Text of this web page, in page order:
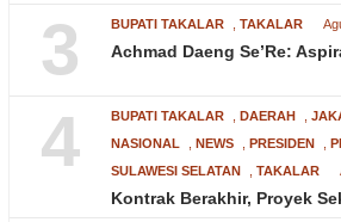
3 BUPATI TAKALAR TAKALAR
Achmad Daeng Se’Re:
4 BUPATI TAKALAR DAERAH
NASIONAL
NEWS PRESIDEN
SULAWESI SELATAN
TAKALAR
Kontrak Berakhir, Proyek